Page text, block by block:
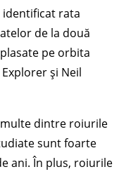
identificat rata
de la două
pe orbita
și Neil
dintre roiurile
sunt foarte
ani. În plus, roiurile